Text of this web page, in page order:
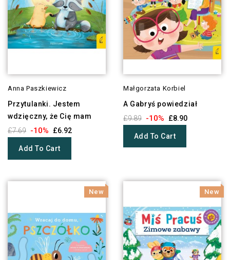
Anna Paszkiewicz
Przytulanki. Jestem
wdzięczny, że Cię mam
£7.69 -10% £6.92
Add To Cart
Małgorzata Korbiel
A Gabryś powiedział
£9.89 -10% £8.90
Add To Cart
New New